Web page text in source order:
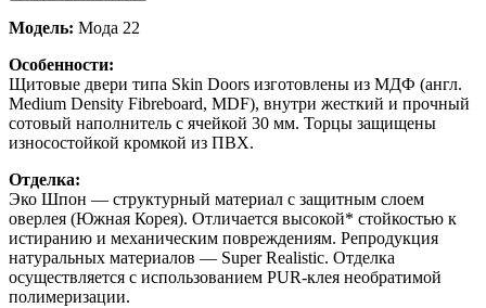
Модель: Мода 22
Особенности:
Щитовые двери типа Skin Doors изготовлены из МДФ (англ.
Medium Density Fibreboard, MDF), внутри жесткий и прочный
сотовый наполнитель с ячейкой 30 мм. Торцы защищены
износостойкой кромкой из ПВХ.
Отделка:
Эко Шпон — структурный материал с защитным слоем
оверлея (Южная Корея). Отличается высокой* стойкостью к
истиранию и механическим повреждениям. Репродукция
натуральных материалов — Super Realistic. Отделка
осуществляется с использованием PUR-клея необратимой
полимеризации.